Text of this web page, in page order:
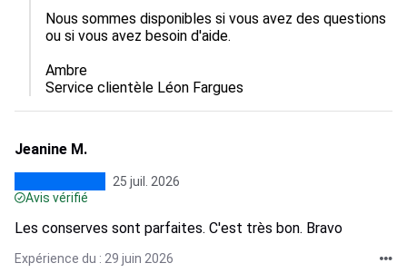
Nous sommes disponibles si vous avez des questions
ou si vous avez besoin d'aide.
Ambre
Service clientèle Léon Fargues
Jeanine M.
25 juil. 2026
Avis vérifié
Les conserves sont parfaites. C'est très bon. Bravo
Expérience du : 29 juin 2026